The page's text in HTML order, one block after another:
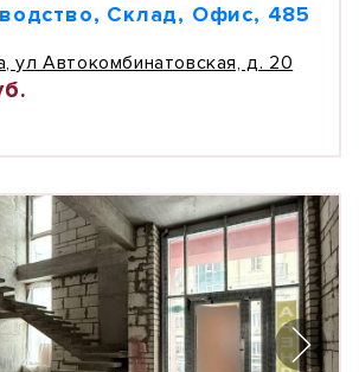
Склад, Офис, 485
ул Автокомбинатовская, д. 20